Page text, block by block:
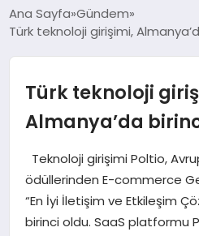
EKONOMI
MAGAZIN
SAĞLIK
SPOR
Ana Sayfa Gündem
Türk teknoloji girişimi,
Türk teknoloji
Almanya’da
Teknoloji girişimi Poltio,
ödüllerinden E-commerce
“En İyi İletişim ve Etkileşim
birinci oldu. SaaS platformu